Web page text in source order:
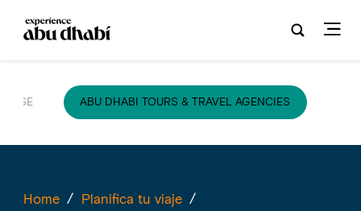
ABU DHABI TOURS & TRAVEL AGENCIES
Home / Planifica tu viaje /